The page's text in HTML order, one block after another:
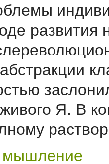
развития
Я. В
мышление